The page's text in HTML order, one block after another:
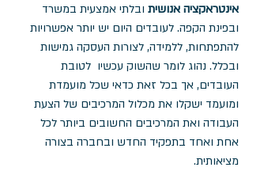
אינטראקציה אנושית ובלתי אמצעית במשרד
ובפינת הקפה. לעובדים היום יש יותר אפשרויות
להתפתחות, ללמידה, לצורות העסקה גמישות
ובכלל. נהוג לומר שהשוק עכשיו  לטובת
העובדים, אך בכל זאת כדאי שכל מועמדת
ומועמד ישקלו את מכלול המרכיבים של הצעת
העבודה ואת המרכיבים החשובים ביותר לכל
אחת ואחד בתפקיד החדש ובחברה בצורה
מציאותית.